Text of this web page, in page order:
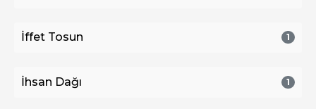
İffet Tosun 1
İhsan Dağı 1